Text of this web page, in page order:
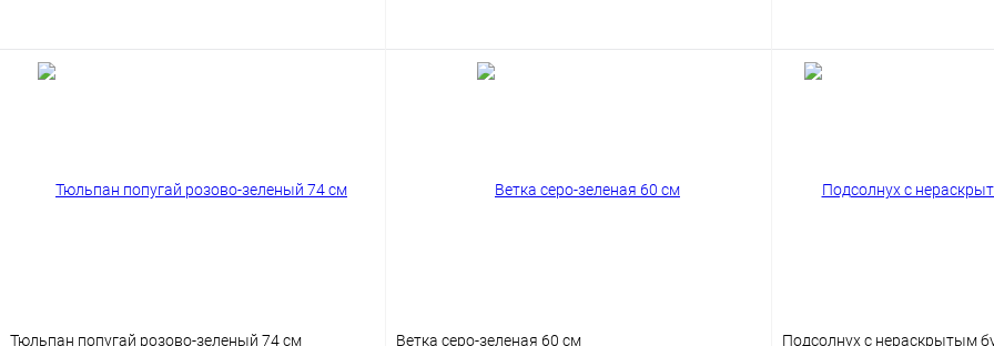
В корзину В корзину В
Тюльпан попугай розово-зеленый 74 см Ветка серо-зеленая 60 см Подсолнух с нераскрытым